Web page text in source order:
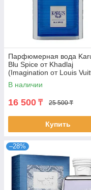
Парфюмерная вода
Blu Spice от Khadlaj
(Imagination от Louis
100 мл)
В наличии
16 500 ₸ 25 500 ₸
Купить
–28%